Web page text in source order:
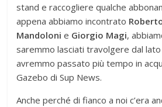
stand e raccogliere qualche
appena abbiamo incontrato
Mandolonie Giorgio Magi,
saremmo lasciati travolgere dal
avremmo passato più tempo in
Gazebo di Sup News.
Anche perché di fianco a noi c’era